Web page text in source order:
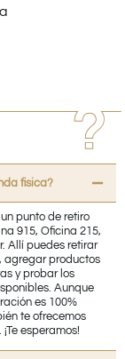
fisica?
punto de retiro
915, Oficina 215,
Allí puedes retirar
agregar productos
y probar los
Aunque
es 100%
te ofrecemos
esperamos!